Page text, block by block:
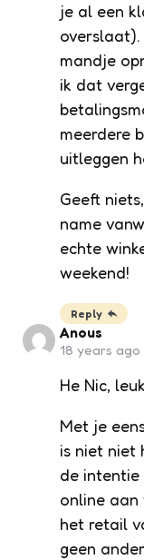
je al een
mandje
ik dat
meerdere
uitleggen
Geeft
name
echte
weekend!
Reply
Anous
18 years
He Nic,
Met je
is niet niet
de
online aan
het retail
geen